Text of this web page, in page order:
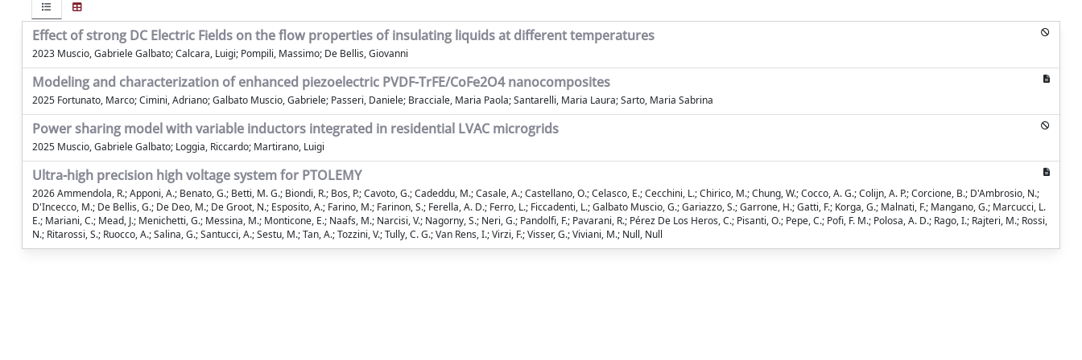
Effect of strong DC Electric Fields on the flow properties of insulating liquids at different temperatures
2023 Muscio, Gabriele Galbato; Calcara, Luigi; Pompili, Massimo; De Bellis, Giovanni
Modeling and characterization of enhanced piezoelectric PVDF-TrFE/CoFe2O4 nanocomposites
2025 Fortunato, Marco; Cimini, Adriano; Galbato Muscio, Gabriele; Passeri, Daniele; Bracciale, Maria Paola; Santarelli, Maria Laura; Sarto, Maria Sabrina
Power sharing model with variable inductors integrated in residential LVAC microgrids
2025 Muscio, Gabriele Galbato; Loggia, Riccardo; Martirano, Luigi
Ultra-high precision high voltage system for PTOLEMY
2026 Ammendola, R.; Apponi, A.; Benato, G.; Betti, M. G.; Biondi, R.; Bos, P.; Cavoto, G.; Cadeddu, M.; Casale, A.; Castellano, O.; Celasco, E.; Cecchini, L.; Chirico, M.; Chung, W.; Cocco, A. G.; Colijn, A. P.; Corcione, B.; D'Ambrosio, N.;
D'Incecco, M.; De Bellis, G.; De Deo, M.; De Groot, N.; Esposito, A.; Farino, M.; Farinon, S.; Ferella, A. D.; Ferro, L.; Ficcadenti, L.; Galbato Muscio, G.; Gariazzo, S.; Garrone, H.; Gatti, F.; Korga, G.; Malnati, F.; Mangano, G.; Marcucci, L.
E.; Mariani, C.; Mead, J.; Menichetti, G.; Messina, M.; Monticone, E.; Naafs, M.; Narcisi, V.; Nagorny, S.; Neri, G.; Pandolfi, F.; Pavarani, R.; Pérez De Los Heros, C.; Pisanti, O.; Pepe, C.; Pofi, F. M.; Polosa, A. D.; Rago, I.; Rajteri, M.; Rossi,
N.; Ritarossi, S.; Ruocco, A.; Salina, G.; Santucci, A.; Sestu, M.; Tan, A.; Tozzini, V.; Tully, C. G.; Van Rens, I.; Virzi, F.; Visser, G.; Viviani, M.; Null, Null